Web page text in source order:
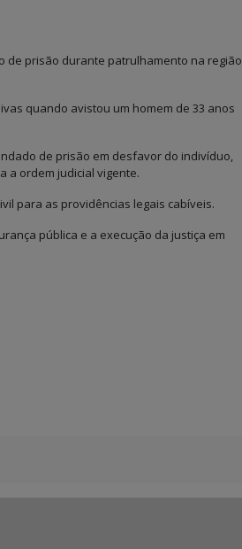
de prisão durante patrulhamento na região
quando avistou um homem de 33 anos
de prisão em desfavor do indivíduo,
a ordem judicial vigente.
para as providências legais cabíveis.
pública e a execução da justiça em